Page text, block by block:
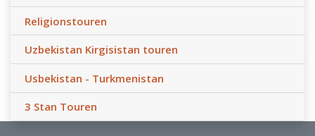
Religionstouren
Uzbekistan Kirgisistan touren
Usbekistan - Turkmenistan
3 Stan Touren